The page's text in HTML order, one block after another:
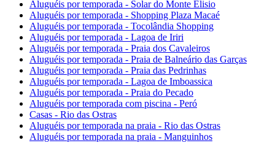
Aluguéis por temporada - Solar do Monte Elisio
Aluguéis por temporada - Shopping Plaza Macaé
Aluguéis por temporada - Tocolândia Shopping
Aluguéis por temporada - Lagoa de Iriri
Aluguéis por temporada - Praia dos Cavaleiros
Aluguéis por temporada - Praia de Balneário das Garças
Aluguéis por temporada - Praia das Pedrinhas
Aluguéis por temporada - Lagoa de Imboassica
Aluguéis por temporada - Praia do Pecado
Aluguéis por temporada com piscina - Peró
Casas - Rio das Ostras
Aluguéis por temporada na praia - Rio das Ostras
Aluguéis por temporada na praia - Manguinhos